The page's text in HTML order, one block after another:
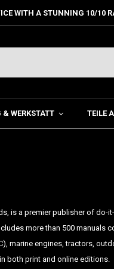
WITH A STUNNING 10/10
& WERKSTATT TEILE
is a premier publisher of do-
more than 500 manuals
marine engines, tractors,
both print and online editions.